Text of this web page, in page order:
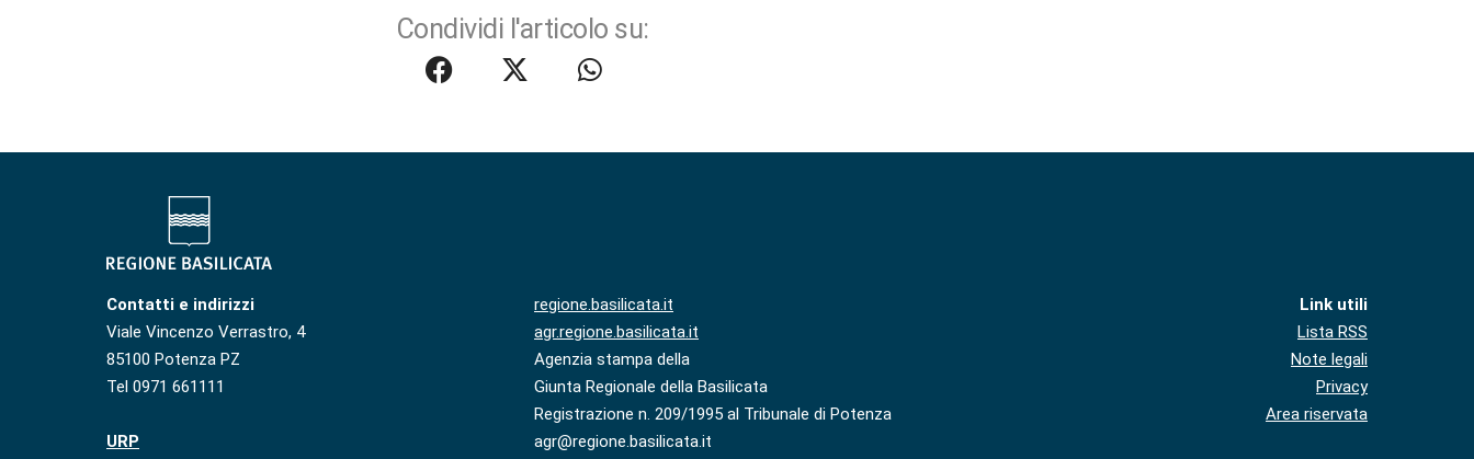
Condividi l'articolo su:
Contatti e indirizzi
Viale Vincenzo Verrastro, 4
85100 Potenza PZ
Tel 0971 661111
URP
regione.basilicata.it
agr.regione.basilicata.it
Agenzia stampa della
Giunta Regionale della Basilicata
Registrazione n. 209/1995 al Tribunale di Potenza
agr@regione.basilicata.it
Link utili
Lista RSS
Note legali
Privacy
Area riservata